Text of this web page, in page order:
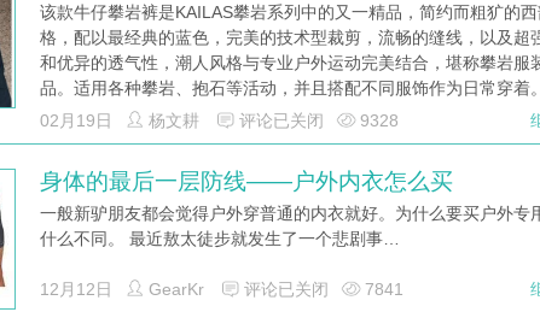
该款牛仔攀岩裤是KAILAS攀岩系列中的又一精品，简约而粗犷的
格，配以最经典的蓝色，完美的技术型裁剪，流畅的缝线，以及超
和优异的透气性，潮人风格与专业户外运动完美结合，堪称攀岩服
品。适用各种攀岩、抱石等活动，并且搭配不同服饰作为日常穿着。
02月19日
杨文耕 评论已关闭 9328
身体的最后一层防线——户外内衣怎么买
一般新驴朋友都会觉得户外穿普通的内衣就好。为什么要买户外专
什么不同。 最近敖太徒步就发生了一个悲剧事…
12月12日 GearKr 评论已关闭 7841